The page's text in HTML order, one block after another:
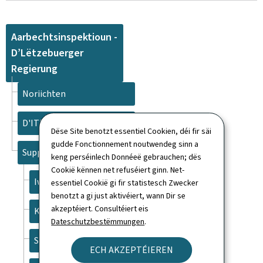
Dëse Site benotzt essentiel Cookien, déi fir säi
gudde Fonctionnement noutwendeg sinn a
keng perséinlech Donnéeë gebrauchen; dës
Cookië kënnen net refuséiert ginn. Net-
essentiel Cookië gi fir statistesch Zwecker
benotzt a gi just aktivéiert, wann Dir se
akzeptéiert. Consultéiert eis
Dateschutzbestëmmungen.
ECH AKZEPTÉIEREN
Aarbechtsinspektioun -
D’Lëtzebuerger
Regierung
Noriichten
D'ITM
Support
Iwwert dës Websäit
Kontakt
Sitemap